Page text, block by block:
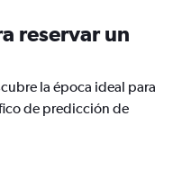
reservar un
la época ideal para
de predicción de